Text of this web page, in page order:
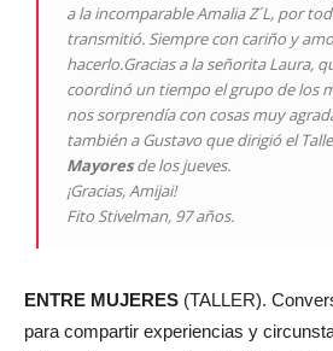
a la incomparable Amalia Z´L, por
transmitió. Siempre con cariño y
hacerlo.Gracias a la señorita Laura,
coordinó un tiempo el grupo de los
nos sorprendía con cosas muy
también a Gustavo que dirigió el
Mayoresde los jueves.
¡Gracias, Amijai!
Fito Stivelman, 97 años.
ENTRE MUJERES (TALLER).
para compartir experiencias y